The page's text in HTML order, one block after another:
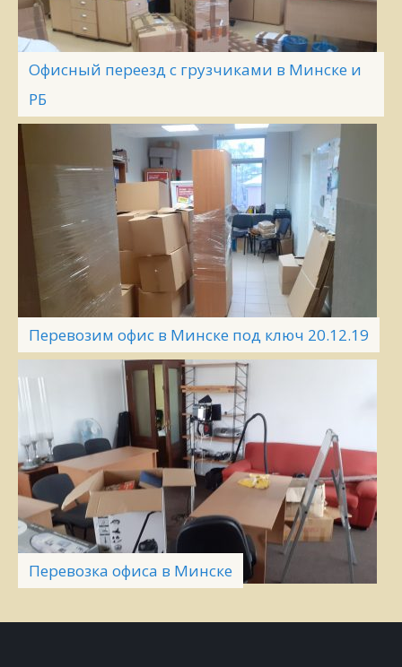
Офисный переезд с грузчиками в Минске и
РБ
Перевозим офис в Минске под ключ 20.12.19
Перевозка офиса в Минске